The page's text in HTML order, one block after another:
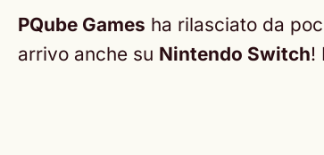
PQube Games ha rilasciato da
arrivo anche su Nintendo Switch!